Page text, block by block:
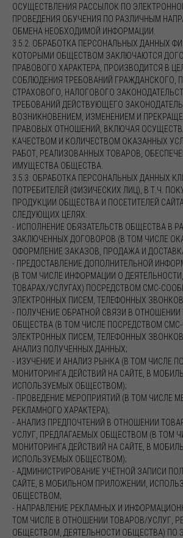
ОСУЩЕСТВЛЕНИЯ РАССЫЛОК ПО
ПРОВЕДЕНИЯ ОБУЧЕНИЯ ПО РАЗЛИЧНЫМ
ОБМЕНА НЕОБХОДИМОЙ ИНФОРМАЦИИ.
3.5.2. ОБРАБОТКА ПЕРСОНАЛЬНЫХ ДАННЫХ
КОТОРЫМИ ОБЩЕСТВОМ ЗАКЛЮЧАЮТСЯ
ПРАВОВОГО ХАРАКТЕРА, ПРОИЗВОДИТСЯ В
СОБЛЮДЕНИЯ ТРЕБОВАНИЙ ГРАЖДАНСКОГО,
СТРАХОВОГО, НАЛОГОВОГО
ТРЕБОВАНИЙ ДЕЙСТВУЮЩЕГО
ВОЗНИКНОВЕНИЕМ, ИЗМЕНЕНИЕМ И
ПРАВОВЫХ ОТНОШЕНИЙ, ВКЛЮЧАЯ
КАЧЕСТВОМ И КОЛИЧЕСТВОМ ОКАЗАННЫХ
РАБОТ, РЕАЛИЗОВАННЫХ ТОВАРОВ,
ИМУЩЕСТВА ОБЩЕСТВА.
3.5.3. ОБРАБОТКА ПЕРСОНАЛЬНЫХ ДАННЫХ
ПОТРЕБИТЕЛЕЙ (ФИЗИЧЕСКИХ ЛИЦ), В Т.Ч.
ПРОДУКЦИИ ОБЩЕСТВА И ПОСЕТИТЕЛЕЙ
СЛЕДУЮЩИХ ЦЕЛЯХ:
- ИСПОЛНЕНИЕ ОБЯЗАТЕЛЬСТВ ОБЩЕСТВА В
ЗАКЛЮЧЕННЫХ ДОГОВОРОВ (В ТОМ ЧИСЛЕ
ОФОРМЛЕНИЕ ЗАКАЗОВ, ПРОДАЖА И
- ПРЕДОСТАВЛЕНИЕ ДОПОЛНИТЕЛЬНОЙ
(В ТОМ ЧИСЛЕ ИНФОРМАЦИИ О
ТОВАРАХ/УСЛУГАХ) ПОСРЕДСТВОМ СМС-
ЭЛЕКТРОННЫХ ПИСЕМ, ТЕЛЕФОННЫХ
- ПОЛУЧЕНИЕ ОБРАТНОЙ СВЯЗИ В
ОБЩЕСТВА (В ТОМ ЧИСЛЕ ПОСРЕДСТВОМ
ЭЛЕКТРОННЫХ ПИСЕМ, ТЕЛЕФОННЫХ
АНАЛИЗ ПОЛУЧЕННЫХ ДАННЫХ;
- ИЗУЧЕНИЕ И АНАЛИЗ РЫНКА (В ТОМ ЧИСЛЕ
МОНИТОРИНГА ДЕЙСТВИЙ НА САЙТЕ, В
ИСПОЛЬЗУЕМЫХ ОБЩЕСТВОМ);
- ПРОВЕДЕНИЕ МЕРОПРИЯТИЙ (В ТОМ ЧИСЛЕ
РЕКЛАМНОГО ХАРАКТЕРА);
- АНАЛИЗ ПРЕДПОЧТЕНИЙ В ОТНОШЕНИИ
УСЛУГ, ПРЕДЛАГАЕМЫХ ОБЩЕСТВОМ (В ТОМ
МОНИТОРИНГА ДЕЙСТВИЙ НА САЙТЕ, В
ИСПОЛЬЗУЕМЫХ ОБЩЕСТВОМ);
- АДМИНИСТРИРОВАНИЕ УЧЁТНОЙ ЗАПИСИ
САЙТЕ, В МОБИЛЬНОМ ПРИЛОЖЕНИИ,
ОБЩЕСТВОМ;
- НАПРАВЛЕНИЕ РЕКЛАМНЫХ И
ТОМ ЧИСЛЕ В ОТНОШЕНИИ ТОВАРОВ/УСЛУГ,
ОБЩЕСТВОМ, ДЕЯТЕЛЬНОСТИ ОБЩЕСТВА) ПО